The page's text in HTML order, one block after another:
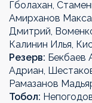
Гболахан,
Амирханов
Дмитрий,
Калинин Илья,
Резерв: Бекбаев
Адриан,
Рамазанов
Тобол: